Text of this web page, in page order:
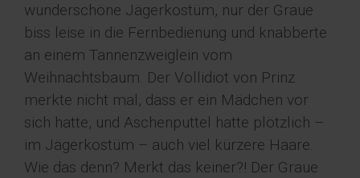
wunderschöne Jägerkostüm, nur der Graue
biss leise in die Fernbedienung und knabberte
an einem Tannenzweiglein vom
Weihnachtsbaum. Der Vollidiot von Prinz
merkte nicht mal, dass er ein Mädchen vor
sich hatte, und Aschenputtel hatte plötzlich –
im Jägerkostüm – auch viel kürzere Haare.
Wie das denn? Merkt das keiner?! Der Graue